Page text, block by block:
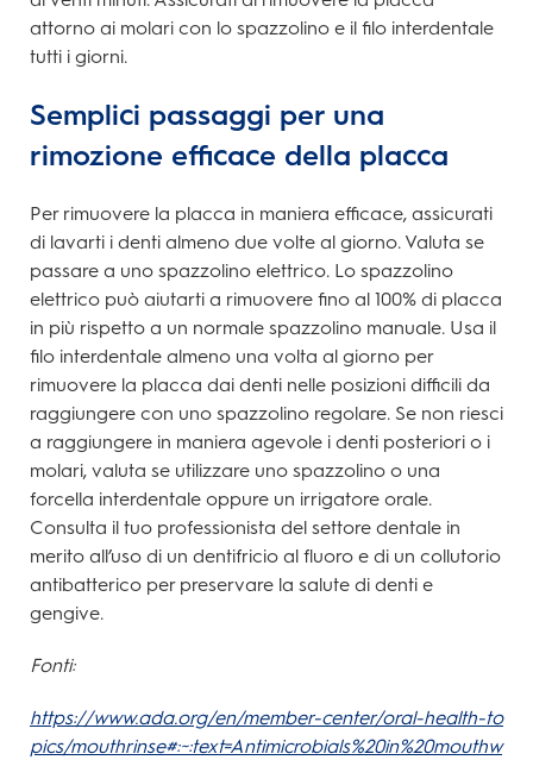
attorno ai molari con lo spazzolino e il filo interdentale
tutti i giorni.
Semplici passaggi per una
rimozione efficace della placca
Per rimuovere la placca in maniera efficace, assicurati
di lavarti i denti almeno due volte al giorno. Valuta se
passare a uno spazzolino elettrico. Lo spazzolino
elettrico può aiutarti a rimuovere fino al 100% di placca
in più rispetto a un normale spazzolino manuale. Usa il
filo interdentale almeno una volta al giorno per
rimuovere la placca dai denti nelle posizioni difficili da
raggiungere con uno spazzolino regolare. Se non riesci
a raggiungere in maniera agevole i denti posteriori o i
molari, valuta se utilizzare uno spazzolino o una
forcella interdentale oppure un irrigatore orale.
Consulta il tuo professionista del settore dentale in
merito all’uso di un dentifricio al fluoro e di un collutorio
antibatterico per preservare la salute di denti e
gengive.
Fonti:
https://www.ada.org/en/member-center/oral-health-to
pics/mouthrinse#:~:text=Antimicrobials%20in%20mouthw